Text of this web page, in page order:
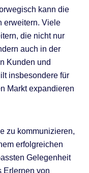
kann die
erweitern. Viele
die nicht nur
auch in der
Kunden und
insbesondere für
Markt expandieren
zu kommunizieren,
erfolgreichen
Gelegenheit
Erlernen von